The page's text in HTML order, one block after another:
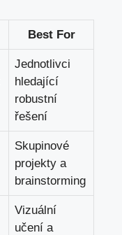
Best For
Jednotlivci
hledající
robustní
řešení
Skupinové
projekty a
brainstorming
Vizuální
učení a